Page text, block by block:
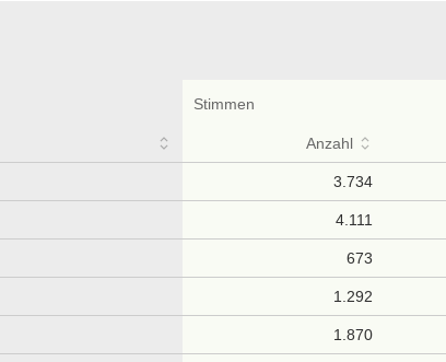
Stimmen
Anzahl
3.734
4.111
673
1.292
1.870